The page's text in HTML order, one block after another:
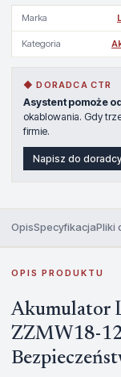
Marka
Kategoria
◆ DORADCA CTR
Asystent pomoże
okablowania. Gdy
firmie.
Napisz do
OpisSpecyfikacjaPliki
OPIS PRODUKTU
Akumulator
ZZMW18-